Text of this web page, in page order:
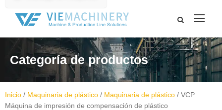
Categoría de productos
Inicio / Maquinaria de plástico / Maquinaria de plástico / VCP
Máquina de impresión de compensación de plástico